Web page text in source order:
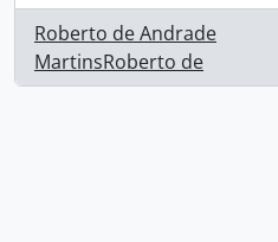
Roberto de Andrade
MartinsRoberto de
, 1 resultados